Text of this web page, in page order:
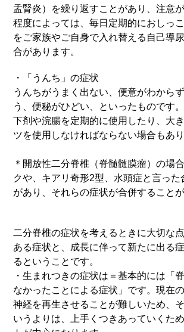
盂腎炎）を繰り返すことがあり、注意が
程度によっては、毎日定期的におしっ
をご家族やご自身で入れ替える自己導
合があります。
・「うんち」の症状
うんちがうまく出ない、便意がわから
う、便秘がひどい、といったものです。
下剤や浣腸を定期的に使用したり、大
ツを使用しなければならない場合もあり
＊開放性二分脊椎（脊髄髄膜瘤）の場
クや、キアリ奇形2型、水頭症と言った
があり、それらの症状が合併することが
二分脊椎の症状を考えるときに大切な
ある症状と、成長に伴って新たに出る
るということです。
・生まれつきの症状は＝基本的には「
なかったことによる症状」です。現在
神経を再生させることが難しいため、
いうよりは、上手くつきあっていくた